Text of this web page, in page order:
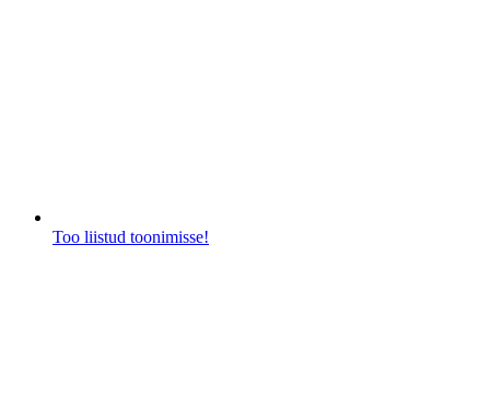
Too liistud toonimisse!